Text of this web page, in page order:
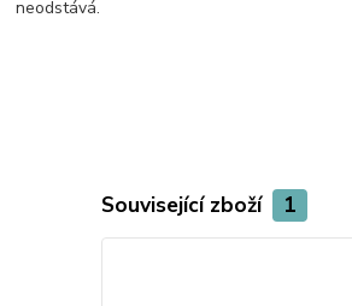
neodstává.
Související zboží 1